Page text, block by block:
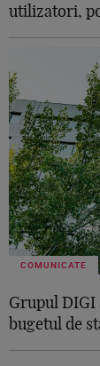
utilizatori,
COMUNICATE
Grupul DIGI
bugetul de